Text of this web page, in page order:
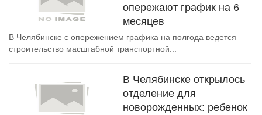
опережают график на 6
месяцев
В Челябинске с опережением графика на полгода ведется
строительство масштабной транспортной...
В Челябинске открылось
отделение для
новорожденных: ребенок